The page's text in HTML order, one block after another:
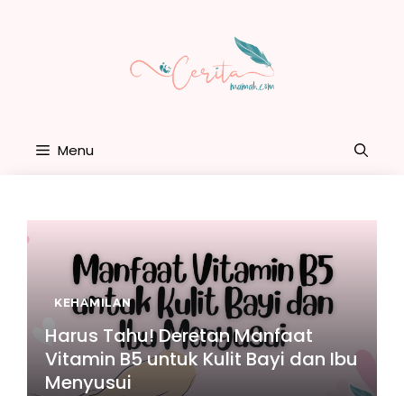
Menu
KEHAMILAN
Harus Tahu! Deretan Manfaat
Vitamin B5 untuk Kulit Bayi dan Ibu
Menyusui